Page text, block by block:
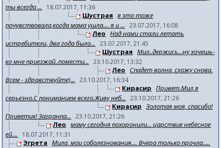
ты всегда ...
18.07.2017, 11:36
Шустрая я это тоже
почувствовала,когда мама ушла.... я и ...
23.07.2017, 16:08
Лео Над нами стали летать
истребители, два года было...
23.07.2017, 21:45
Шустрая Мил..держись...ну хочешь-
ко мне приезжай..помести...
23.10.2017, 13:32
Лео
Спадет волна, схожу снова.
Всем - здравствуйте)...
23.10.2017, 16:34
Кирасир Привет.Мил,я
серьезно.С пониманием всего.Живу неб...
23.10.2017, 21:26
Кирасир Золотая моя, спасибо!
Приветик! Загранпа...
23.10.2017, 21:26
Лео маму сегодня похоронили... царствие небесное
ей....
18.07.2017, 11:31
Эгрета Мила, мои соболезнования.... Вчера только прочла.....